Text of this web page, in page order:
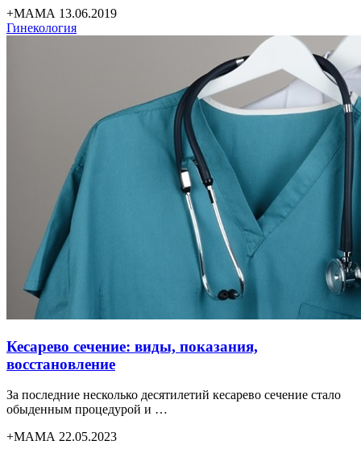
+МАМА 13.06.2019
Гинекология
Кесарево сечение: виды, показания,
восстановление
За последние несколько десятилетий кесарево сечение стало
обыденным процедурой и …
+МАМА 22.05.2023